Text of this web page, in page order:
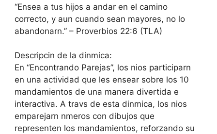
“Ensea a tus hijos a andar en el camino
correcto, y aun cuando sean mayores, no lo
abandonarn.” – Proverbios 22:6 (TLA)
Descripcin de la dinmica:
En “Encontrando Parejas”, los nios participarn
en una actividad que les ensear sobre los 10
mandamientos de una manera divertida e
interactiva. A travs de esta dinmica, los nios
emparejarn nmeros con dibujos que
representen los mandamientos, reforzando su